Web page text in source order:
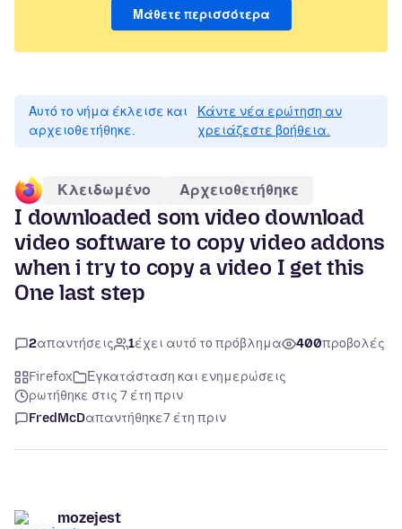
Μάθετε περισσότερα
Αυτό το νήμα έκλεισε και
αρχειοθετήθηκε.
Κάντε νέα ερώτηση αν
χρειάζεστε βοήθεια.
Κλειδωμένο Αρχειοθετήθηκε
I downloaded som video download
video software to copy video addons
when i try to copy a video I get this
One last step
2απαντήσεις 1έχει αυτό το πρόβλημα 400προβολές
Firefox
Εγκατάσταση και ενημερώσεις
ρωτήθηκε στις 7 έτη πριν
FredMcDαπαντήθηκε7 έτη πριν
mozejest